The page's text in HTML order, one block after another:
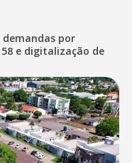
por
e digitalização de